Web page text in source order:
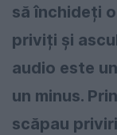
să închideți
priviți și
audio este
un minus.
scăpau